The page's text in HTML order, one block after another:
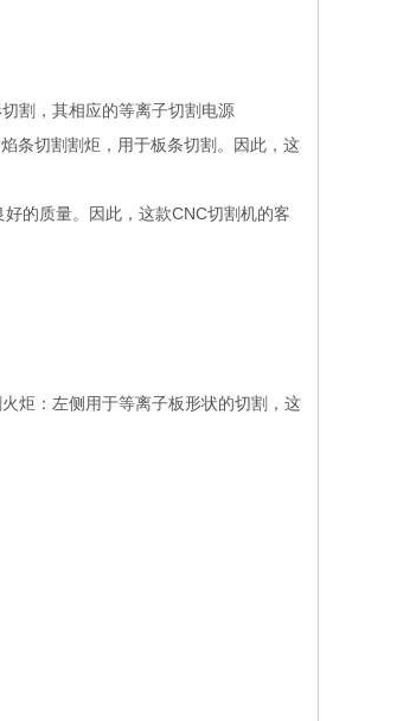
割，其相应的等离子切割电源
条切割割炬，用于板条切割。因此，这
的质量。因此，这款CNC切割机的客
炬：左侧用于等离子板形状的切割，这